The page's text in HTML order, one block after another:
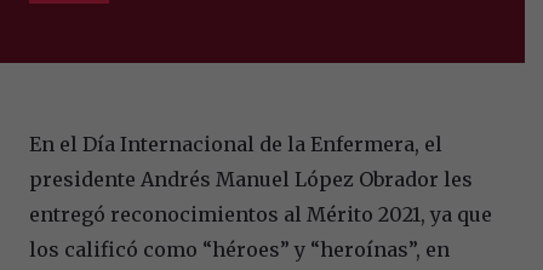
En el Día Internacional de la Enfermera, el
presidente Andrés Manuel López Obrador les
entregó reconocimientos al Mérito 2021, ya que
los calificó como “héroes” y “heroínas”, en